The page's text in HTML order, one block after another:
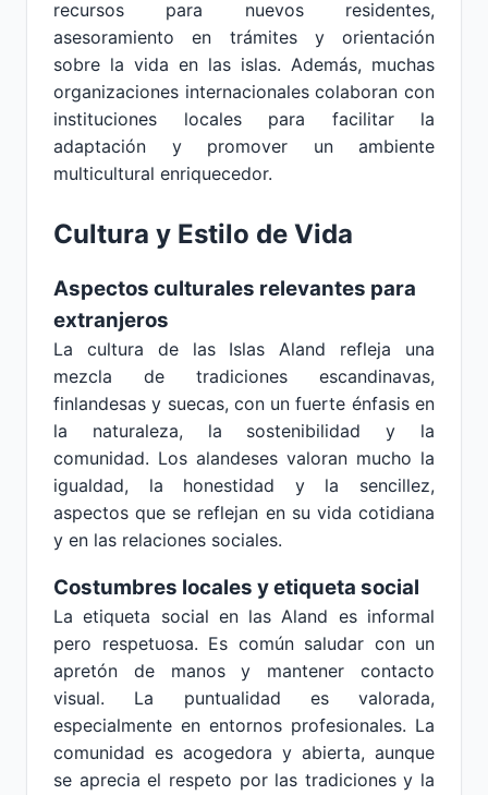
recursos para nuevos residentes,
asesoramiento en trámites y orientación
sobre la vida en las islas. Además, muchas
organizaciones internacionales colaboran con
instituciones locales para facilitar la
adaptación y promover un ambiente
multicultural enriquecedor.
Cultura y Estilo de Vida
Aspectos culturales relevantes para
extranjeros
La cultura de las Islas Aland refleja una
mezcla de tradiciones escandinavas,
finlandesas y suecas, con un fuerte énfasis en
la naturaleza, la sostenibilidad y la
comunidad. Los alandeses valoran mucho la
igualdad, la honestidad y la sencillez,
aspectos que se reflejan en su vida cotidiana
y en las relaciones sociales.
Costumbres locales y etiqueta social
La etiqueta social en las Aland es informal
pero respetuosa. Es común saludar con un
apretón de manos y mantener contacto
visual. La puntualidad es valorada,
especialmente en entornos profesionales. La
comunidad es acogedora y abierta, aunque
se aprecia el respeto por las tradiciones y la